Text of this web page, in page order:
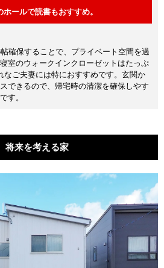
ホールで読書もおすすめ。
確保することで、プライベート空間を過
室のウォークインクローゼットはたっぷ
なご夫妻には特におすすめです。玄関か
できるので、帰宅時の清潔を確保しやす
す。
将来を考える家